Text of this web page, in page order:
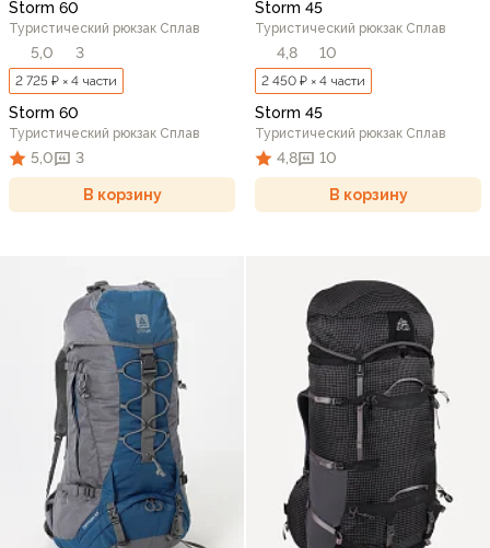
Storm 60
Туристический рюкзак Сплав
5,0 3
2 725 ₽ × 4 части
Storm 60
Туристический рюкзак Сплав
5,0 3
В корзину
Storm 45
Туристический рюкзак Сплав
4,8 10
2 450 ₽ × 4 части
Storm 45
Туристический рюкзак Сплав
4,8 10
В корзину